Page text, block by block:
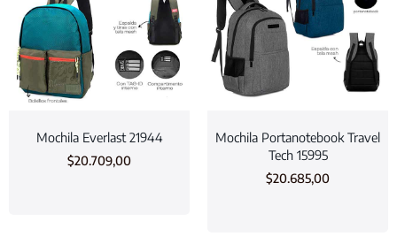
Mochila Everlast 21944
$20.709,00
Mochila Portanotebook Travel
Tech 15995
$20.685,00